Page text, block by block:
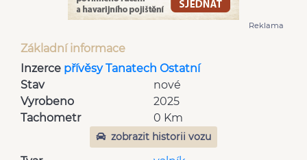
Reklama
Základní informace
Inzerce přívěsy Tanatech Ostatní
Stav
nové
Vyrobeno
2025
Tachometr
0 Km
zobrazit historii vozu